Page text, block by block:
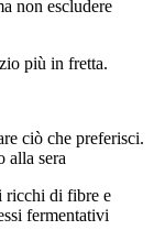
non escludere
più in fretta.
ciò che preferisci.
alla sera
ricchi di fibre e
fermentativi